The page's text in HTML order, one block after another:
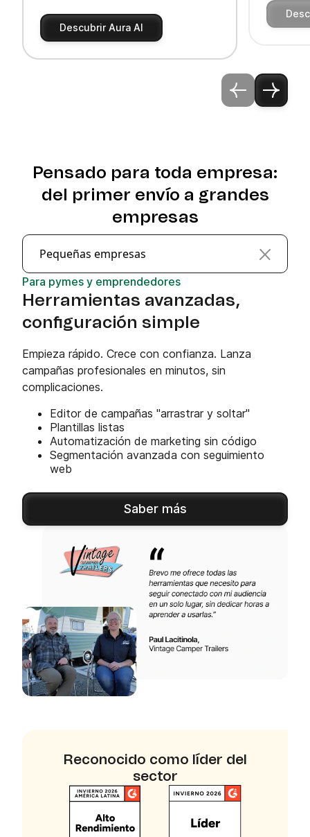
dinámicas.
Descubrir Aura AI
acelera
Pensado para toda empresa:
del primer envío a grandes
empresas
Pequeñas empresas
Para pymes y emprendedores
Herramientas avanzadas,
configuración simple
Empieza rápido. Crece con confianza. Lanza
campañas profesionales en minutos, sin
complicaciones.
Editor de campañas "arrastrar y soltar"
Plantillas listas
Automatización de marketing sin código
Segmentación avanzada con seguimiento
web
Saber más
Reconocido como líder del
sector